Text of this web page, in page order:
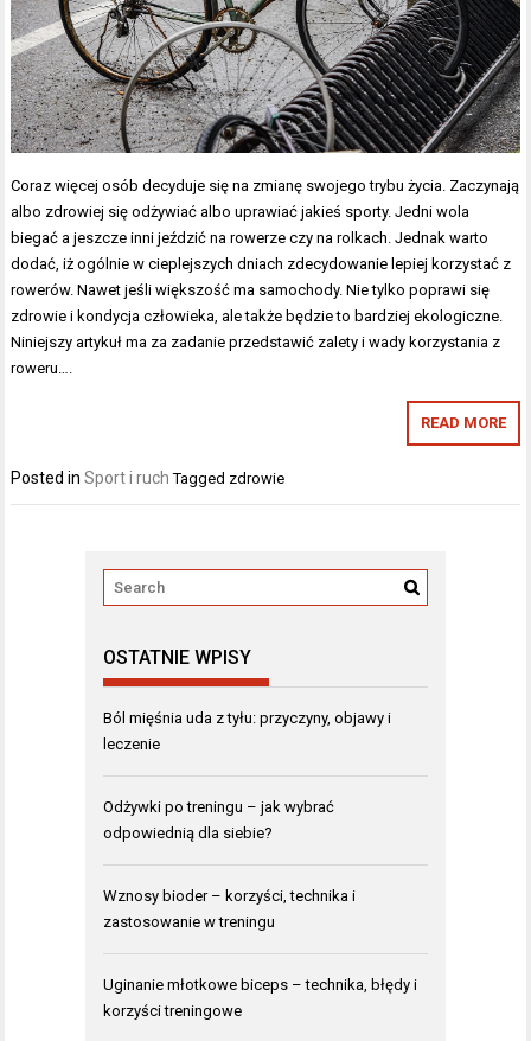
Coraz więcej osób decyduje się na zmianę swojego trybu życia. Zaczynają
albo zdrowiej się odżywiać albo uprawiać jakieś sporty. Jedni wola
biegać a jeszcze inni jeździć na rowerze czy na rolkach. Jednak warto
dodać, iż ogólnie w cieplejszych dniach zdecydowanie lepiej korzystać z
rowerów. Nawet jeśli większość ma samochody. Nie tylko poprawi się
zdrowie i kondycja człowieka, ale także będzie to bardziej ekologiczne.
Niniejszy artykuł ma za zadanie przedstawić zalety i wady korzystania z
roweru….
READ MORE
Posted inSport i ruch Tagged zdrowie
OSTATNIE WPISY
Ból mięśnia uda z tyłu: przyczyny, objawy i
leczenie
Odżywki po treningu – jak wybrać
odpowiednią dla siebie?
Wznosy bioder – korzyści, technika i
zastosowanie w treningu
Uginanie młotkowe biceps – technika, błędy i
korzyści treningowe